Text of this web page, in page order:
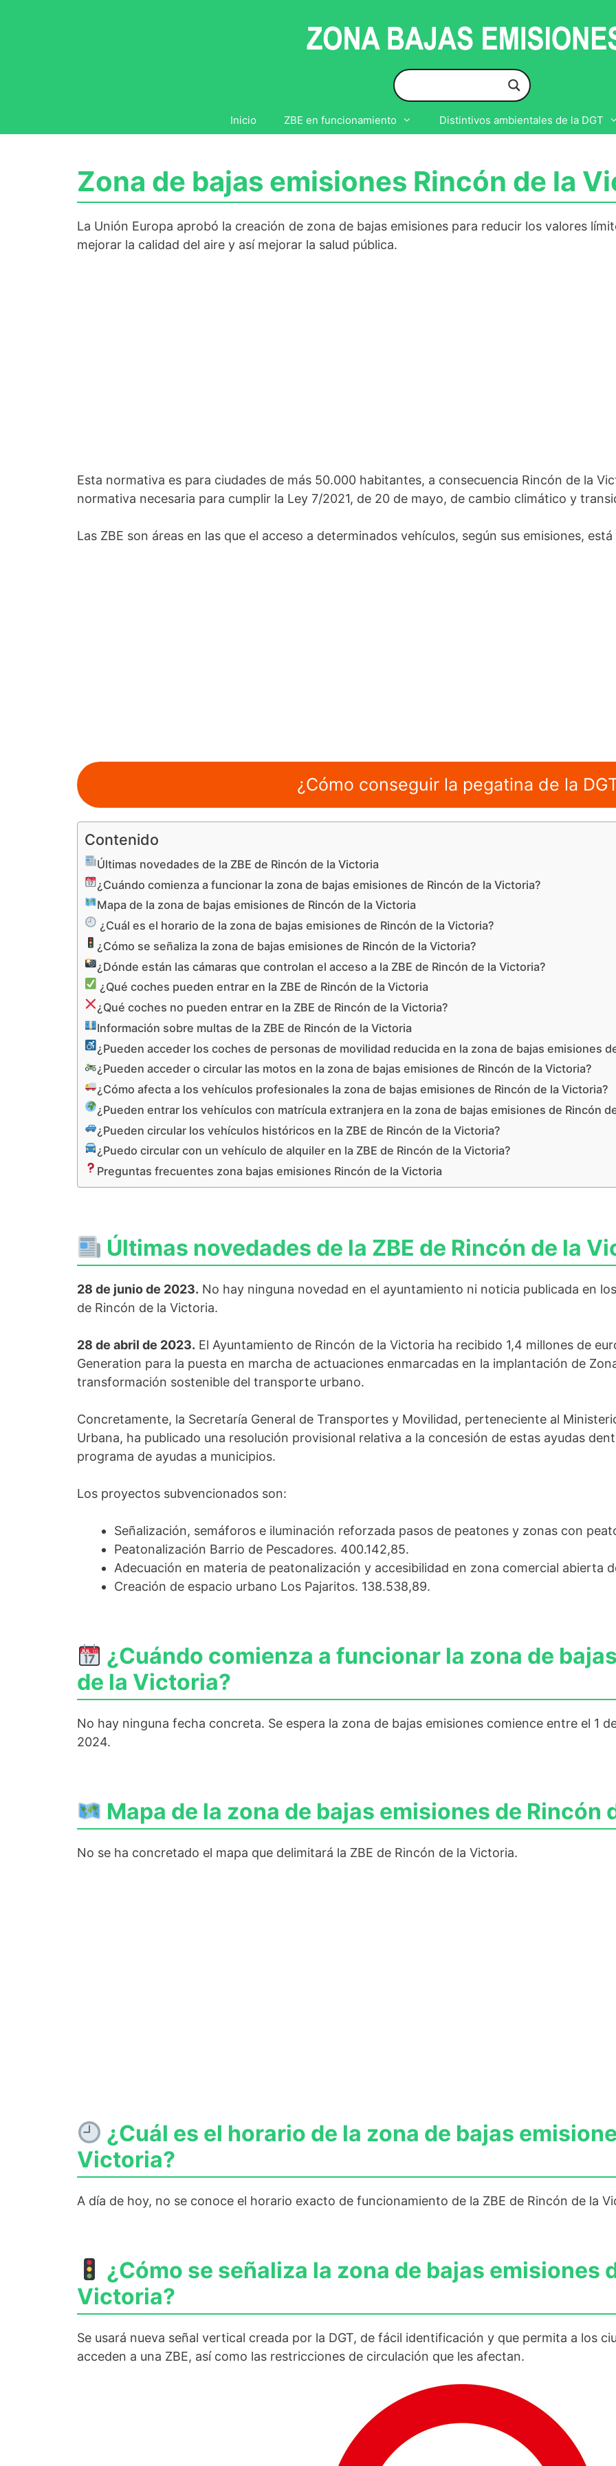
Inicio ZBE en funcionamiento Distintivos ambientales de la DGT
Zona de bajas emisiones Rincón de la
La Unión Europa aprobó la creación de zona de bajas emisiones para reducir los valores
mejorar la calidad del aire y así mejorar la salud pública.
Esta normativa es para ciudades de más 50.000 habitantes, a consecuencia Rincón de la
normativa necesaria para cumplir la Ley 7/2021, de 20 de mayo, de cambio climático y
Las ZBE son áreas en las que el acceso a determinados vehículos, según sus emisiones,
¿Cómo conseguir la pegatina de la
Contenido
Últimas novedades de la ZBE de Rincón de la Victoria
¿Cuándo comienza a funcionar la zona de bajas emisiones de Rincón de la Victoria?
Mapa de la zona de bajas emisiones de Rincón de la Victoria
¿Cuál es el horario de la zona de bajas emisiones de Rincón de la Victoria?
¿Cómo se señaliza la zona de bajas emisiones de Rincón de la Victoria?
¿Dónde están las cámaras que controlan el acceso a la ZBE de Rincón de la Victoria?
¿Qué coches pueden entrar en la ZBE de Rincón de la Victoria
¿Qué coches no pueden entrar en la ZBE de Rincón de la Victoria?
Información sobre multas de la ZBE de Rincón de la Victoria
¿Pueden acceder los coches de personas de movilidad reducida en la zona de bajas emisiones
¿Pueden acceder o circular las motos en la zona de bajas emisiones de Rincón de la Victoria?
¿Cómo afecta a los vehículos profesionales la zona de bajas emisiones de Rincón de la Victoria?
¿Pueden entrar los vehículos con matrícula extranjera en la zona de bajas emisiones de Rincón
¿Pueden circular los vehículos históricos en la ZBE de Rincón de la Victoria?
¿Puedo circular con un vehículo de alquiler en la ZBE de Rincón de la Victoria?
Preguntas frecuentes zona bajas emisiones Rincón de la Victoria
Últimas novedades de la ZBE de Rincón de la
28 de junio de 2023. No hay ninguna novedad en el ayuntamiento ni noticia publicada en
de Rincón de la Victoria.
28 de abril de 2023. El Ayuntamiento de Rincón de la Victoria ha recibido 1,4 millones de
Generation para la puesta en marcha de actuaciones enmarcadas en la implantación de
transformación sostenible del transporte urbano.
Concretamente, la Secretaría General de Transportes y Movilidad, perteneciente al
Urbana, ha publicado una resolución provisional relativa a la concesión de estas ayudas
programa de ayudas a municipios.
Los proyectos subvencionados son:
Señalización, semáforos e iluminación reforzada pasos de peatones y zonas con
Peatonalización Barrio de Pescadores. 400.142,85.
Adecuación en materia de peatonalización y accesibilidad en zona comercial abierta
Creación de espacio urbano Los Pajaritos. 138.538,89.
¿Cuándo comienza a funcionar la zona de
de la Victoria?
No hay ninguna fecha concreta. Se espera la zona de bajas emisiones comience entre el 1
2024.
Mapa de la zona de bajas emisiones de Rincón
No se ha concretado el mapa que delimitará la ZBE de Rincón de la Victoria.
¿Cuál es el horario de la zona de bajas
Victoria?
A día de hoy, no se conoce el horario exacto de funcionamiento de la ZBE de Rincón de la
¿Cómo se señaliza la zona de bajas emisiones
Victoria?
Se usará nueva señal vertical creada por la DGT, de fácil identificación y que permita a los
acceden a una ZBE, así como las restricciones de circulación que les afectan.